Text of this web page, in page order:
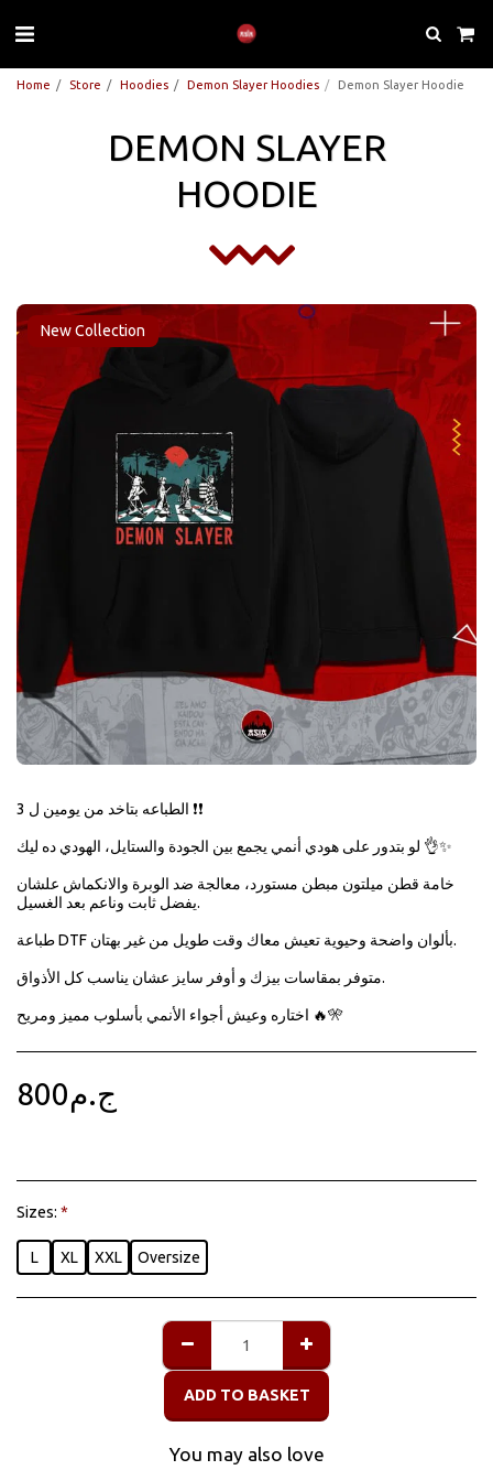
Home Store Hoodies Demon Slayer Hoodies Demon Slayer Hoodie
DEMON SLAYER
HOODIE
New Collection
الطباعه بتاخد من يومين ل 3 ❗❗
لو بتدور على هودي أنمي يجمع بين الجودة والستايل، الهودي ده ليك 👌✨
خامة قطن ميلتون مبطن مستورد، معالجة ضد الوبرة والانكماش علشان
يفضل ثابت وناعم بعد الغسيل.
طباعة DTF بألوان واضحة وحيوية تعيش معاك وقت طويل من غير بهتان.
متوفر بمقاسات بيزك و أوفر سايز عشان يناسب كل الأذواق.
اختاره وعيش أجواء الأنمي بأسلوب مميز ومريح 🔥🎌
ج.م800
Sizes: *
L XL XXL Oversize
ADD TO BASKET
You may also love